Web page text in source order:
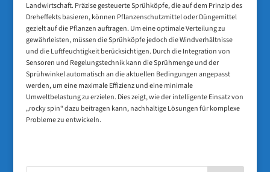
Landwirtschaft. Präzise gesteuerte Sprühköpfe, die auf dem Prinzip des
Dreheffekts basieren, können Pflanzenschutzmittel oder Düngemittel
gezielt auf die Pflanzen auftragen. Um eine optimale Verteilung zu
gewährleisten, müssen die Sprühköpfe jedoch die Windverhältnisse
und die Luftfeuchtigkeit berücksichtigen. Durch die Integration von
Sensoren und Regelungstechnik kann die Sprühmenge und der
Sprühwinkel automatisch an die aktuellen Bedingungen angepasst
werden, um eine maximale Effizienz und eine minimale
Umweltbelastung zu erzielen. Dies zeigt, wie der intelligente Einsatz von
„rocky spin“ dazu beitragen kann, nachhaltige Lösungen für komplexe
Probleme zu entwickeln.